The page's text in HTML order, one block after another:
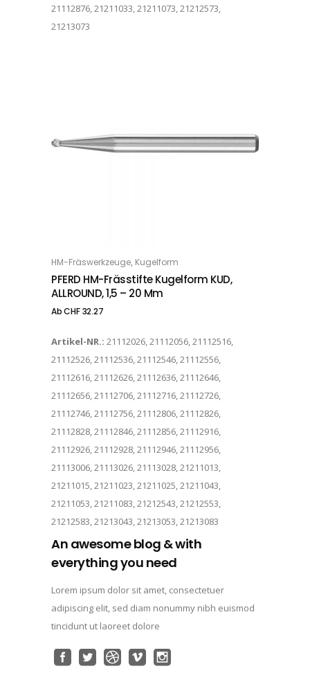
21112876, 21211033, 21211073, 21212573,
21213073
OPTIONS
HM-Fräswerkzeuge, Kugelform
PFERD HM-Frässtifte Kugelform KUD,
ALLROUND, 1,5 – 20 Mm
AbCHF32.27
Artikel-NR.: 21112026, 21112056, 21112516,
21112526, 21112536, 21112546, 21112556,
21112616, 21112626, 21112636, 21112646,
21112656, 21112706, 21112716, 21112726,
21112746, 21112756, 21112806, 21112826,
21112828, 21112846, 21112856, 21112916,
21112926, 21112928, 21112946, 21112956,
21113006, 21113026, 21113028, 21211013,
21211015, 21211023, 21211025, 21211043,
21211053, 21211083, 21212543, 21212553,
21212583, 21213043, 21213053, 21213083
An awesome blog & with
everything you need
Lorem ipsum dolor sit amet, consectetuer
adipiscing elit, sed diam nonummy nibh euismod
tincidunt ut laoreet dolore